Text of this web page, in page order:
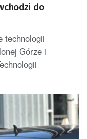
do
technologii
Górze i